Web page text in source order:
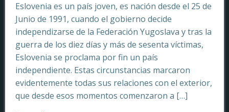
Eslovenia es un país joven, es nación desde el 25 de
Junio de 1991, cuando el gobierno decide
independizarse de la Federación Yugoslava y tras la
guerra de los diez días y más de sesenta víctimas,
Eslovenia se proclama por fin un país
independiente. Estas circunstancias marcaron
evidentemente todas sus relaciones con el exterior,
que desde esos momentos comenzaron a […]